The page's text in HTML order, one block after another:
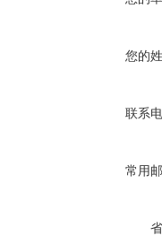
您的
联系
常用